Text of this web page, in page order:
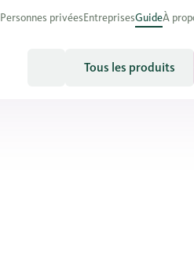
Personnes privéesEntreprisesGuideÀ
Tous les produits